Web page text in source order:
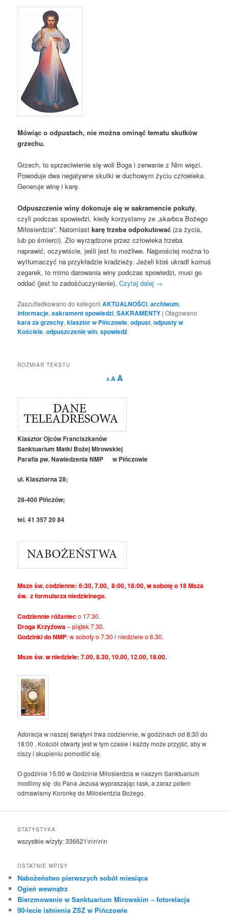
Mówiąc o odpustach, nie można ominąć tematu skutków
grzechu.
Grzech, to sprzeciwienie się woli Boga i zerwanie z Nim więzi.
Powoduje dwa negatywne skutki w duchowym życiu człowieka.
Generuje winę i karę.
Odpuszczenie winy dokonuje się w sakramencie pokuty,
czyli podczas spowiedzi, kiedy korzystamy ze „skarbca Bożego
Miłosierdzia”. Natomiastkarę trzeba odpokutować (za życia,
lub po śmierci). Zło wyrządzone przez człowieka trzeba
naprawić, oczywiście, jeśli jest to możliwe. Najprościej można to
wytłumaczyć na przykładzie kradzieży. Jeżeli ktoś ukradł komuś
zegarek, to mimo darowania winy podczas spowiedzi, musi go
oddać (jest to zadośćuczynienie).Czytaj dalej →
Zaszufladkowano do kategorii AKTUALNOŚCI,archiwum,
informacje,sakrament spowiedzi,SAKRAMENTY |Otagowano
kara za grzechy,klasztor w Pińczowie,odpust,odpusty w
Kościele,odpuszczenie win,spowiedź
ROZMIAR TEKSTU
A
Decrease
font
A Reset
AIncrease
Klasztor Ojców Franciszkanów
Sanktuarium Matki Bożej Mirowskiej
Parafia pw. Nawiedzenia NMP w Pińczowie
ul. Klasztorna 28;
28-400 Pińczów;
tel. 41 357 20 84
Msze św. codzienne: 6:30, 7.00, 8:00, 18:00, w sobotę o 18 Msza
św. z formularza niedzielnego.
Codziennie różanieco 17.30.
Droga Krzyżowa – piątek 7.30.
Godzinki do NMP: w soboty o 7.30 i niedziele o 6.30.
Msze św. w niedziele: 7.00, 8.30, 10.00, 12.00, 18.00.
Adoracja w naszej świątyni trwa codziennie, w godzinach od 8:30 do
18:00 . Kościół otwarty jest w tym czasie i każdy może przyjść, aby w
ciszy i skupieniu pomodlić się.
O godzinie 15:00 w Godzinie Miłosierdzia w naszym Sanktuarium
modlimy się do Pana Jezusa wypraszając łask, a zaraz potem
odmawiamy Koronkę do Miłosierdzia Bożego.
STATYSTYKA
wszystkie wizyty:336621\n\n\n\n
OSTATNIE WPISY
Nabożeństwo pierwszych sobót miesiąca
Ogień wewnątrz
Bierzmowanie w Sanktuarium Mirowskim – fotorelacja
90-lecie istnienia ZSZ w Pińczowie